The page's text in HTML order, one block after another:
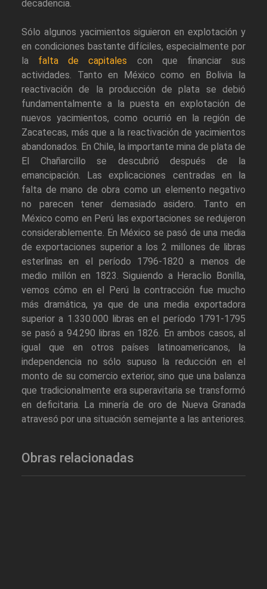
decadencia.
Sólo algunos yacimientos siguieron en explotación y
en condiciones bastante difíciles, especialmente por
la falta de capitales con que financiar sus
actividades. Tanto en México como en Bolivia la
reactivación de la producción de plata se debió
fundamentalmente a la puesta en explotación de
nuevos yacimientos, como ocurrió en la región de
Zacatecas, más que a la reactivación de yacimientos
abandonados. En Chile, la importante mina de plata de
El Chañarcillo se descubrió después de la
emancipación. Las explicaciones centradas en la
falta de mano de obra como un elemento negativo
no parecen tener demasiado asidero. Tanto en
México como en Perú las exportaciones se redujeron
considerablemente. En México se pasó de una media
de exportaciones superior a los 2 millones de libras
esterlinas en el período 1796-1820 a menos de
medio millón en 1823. Siguiendo a Heraclio Bonilla,
vemos cómo en el Perú la contracción fue mucho
más dramática, ya que de una media exportadora
superior a 1.330.000 libras en el período 1791-1795
se pasó a 94.290 libras en 1826. En ambos casos, al
igual que en otros países latinoamericanos, la
independencia no sólo supuso la reducción en el
monto de su comercio exterior, sino que una balanza
que tradicionalmente era superavitaria se transformó
en deficitaria. La minería de oro de Nueva Granada
atravesó por una situación semejante a las anteriores.
Obras relacionadas